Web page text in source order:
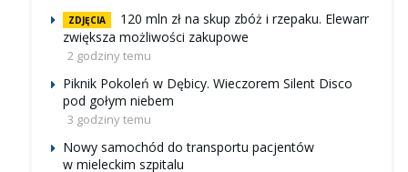
ZDJĘCIA
120 mln zł na skup zbóż i rzepaku. Elewarr
zwiększa możliwości zakupowe
2 godziny temu
Piknik Pokoleń w Dębicy. Wieczorem Silent Disco
pod gołym niebem
3 godziny temu
Nowy samochód do transportu pacjentów
w mieleckim szpitalu